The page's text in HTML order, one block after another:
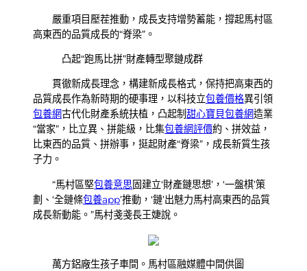
嚴重項目壓茬推動，成長支持增勢蓄能，撐起馬村區
高東西的品質成長的“脊梁”。
凸起“跑馬比拼”財產轉型聚鏈成群
貫徹新成長理念，構建新成長格式，保持把高東西的
品質成長作為新時期的硬事理，以科技立包養價格異引領
包養網古代化財產系統扶植，凸起制甜心寶貝包養網造業
“當家”，比立異、拼能級，比集包養網評價約、拼效益，
比東西的品質、拼辦事，挺起財產“脊梁”，成長新質生孩
子力。
“馬村區堅包養意思固建立‘財產鏈思想’，‘一盤棋’策
劃、‘全鏈條包養app’推動，‘鏈’出魅力馬村高東西的品質
成長新動能。”馬村戔戔長王婕說。
萬方鋁廠生孩子車間。馬村區融媒體中間供圖